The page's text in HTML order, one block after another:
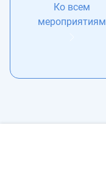
Ко всем
мероприятиям